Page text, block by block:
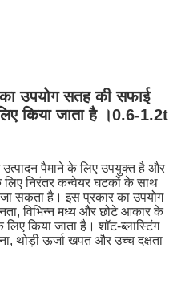
उपयोग सतह की सफाई
किया जाता है ।0.6-1.2t
पैमाने के लिए उपयुक्त है और
निरंतर कन्वेयर घटकों के साथ
सकता है। इस प्रकार का उपयोग
विभिन्न मध्य और छोटे आकार के
किया जाता है। शॉट-ब्लास्टिंग
थोड़ी ऊर्जा खपत और उच्च दक्षता